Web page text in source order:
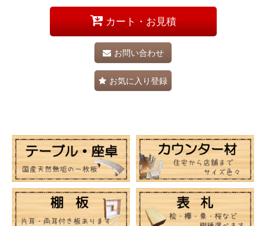
カート・お見積
お問い合わせ
お気に入り登録